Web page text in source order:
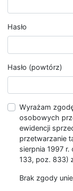
Hasło
Hasło (powtórz)
Wyrażam
osobowych
ewidencji
przetwarzanie
sierpnia 1997
133, poz. 833)
Brak zgody